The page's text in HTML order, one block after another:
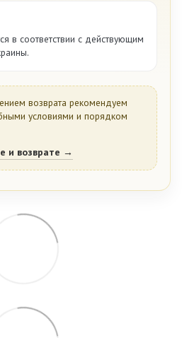
в соответствии с действующим
возврата рекомендуем
условиями и порядком
и возврате →